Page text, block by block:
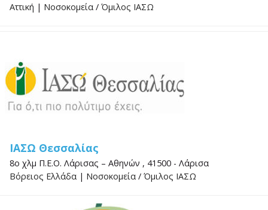
Αττική | Νοσοκομεία / Όμιλος ΙΑΣΩ
ΙΑΣΩ Θεσσαλίας
8ο χλμ Π.Ε.Ο. Λάρισας – Αθηνών , 41500 - Λάρισα
Βόρειος Ελλάδα | Νοσοκομεία / Όμιλος ΙΑΣΩ